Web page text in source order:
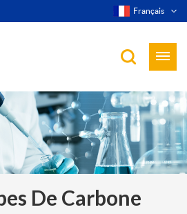
Français
De Carbone